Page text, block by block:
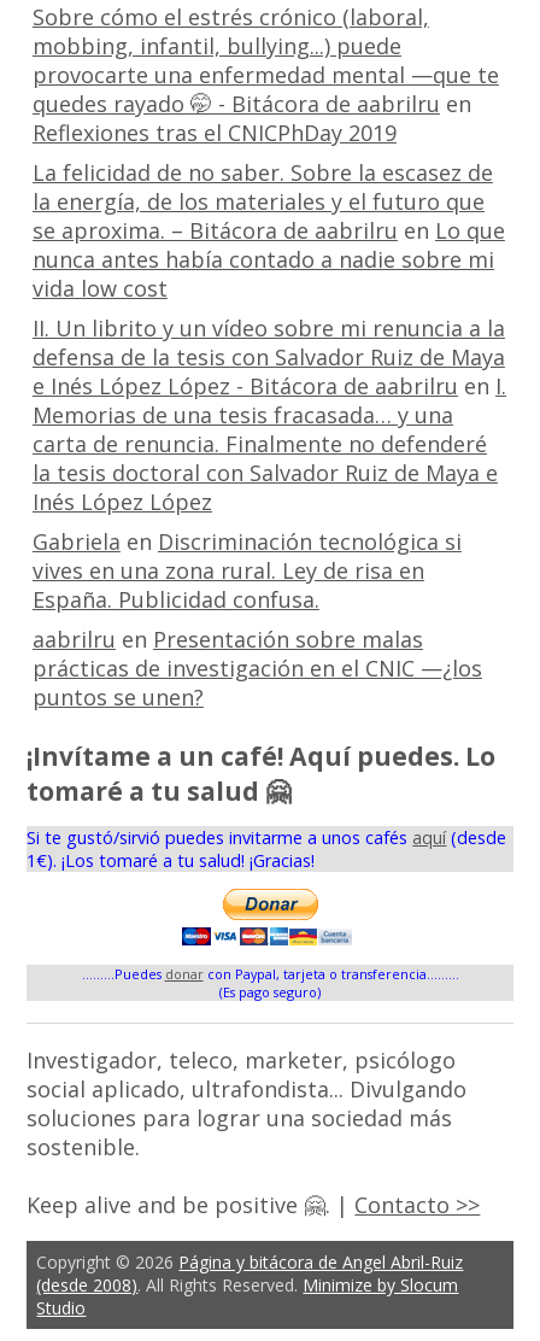
Sobre cómo el estrés crónico (laboral,
mobbing, infantil, bullying...) puede
provocarte una enfermedad mental —que te
quedes rayado 🤭 - Bitácora de aabrilru en
Reflexiones tras el CNICPhDay 2019
La felicidad de no saber. Sobre la escasez de
la energía, de los materiales y el futuro que
se aproxima. – Bitácora de aabrilru en Lo que
nunca antes había contado a nadie sobre mi
vida low cost
II. Un librito y un vídeo sobre mi renuncia a la
defensa de la tesis con Salvador Ruiz de Maya
e Inés López López - Bitácora de aabrilru en I.
Memorias de una tesis fracasada… y una
carta de renuncia. Finalmente no defenderé
la tesis doctoral con Salvador Ruiz de Maya e
Inés López López
Gabriela en Discriminación tecnológica si
vives en una zona rural. Ley de risa en
España. Publicidad confusa.
aabrilru en Presentación sobre malas
prácticas de investigación en el CNIC —¿los
puntos se unen?
¡Invítame a un café! Aquí puedes. Lo
tomaré a tu salud 🤗
Si te gustó/sirvió puedes invitarme a unos cafés aquí(desde
1€). ¡Los tomaré a tu salud! ¡Gracias!
.........Puedes donarcon Paypal, tarjeta o transferencia.........
(Es pago seguro)
Investigador, teleco, marketer, psicólogo
social aplicado, ultrafondista... Divulgando
soluciones para lograr una sociedad más
sostenible.
Keep alive and be positive 🤗. | Contacto >>
Copyright © 2026 Página y bitácora de Angel Abril-Ruiz
(desde 2008). All Rights Reserved. Minimize by Slocum
Studio